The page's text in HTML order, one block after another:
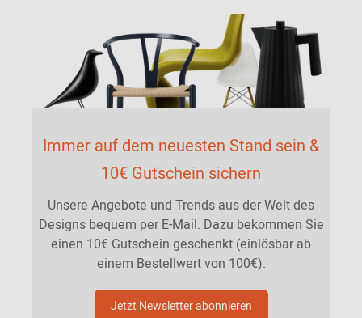
Immer auf dem neuesten Stand sein &
10€ Gutschein sichern
Unsere Angebote und Trends aus der Welt des
Designs bequem per E-Mail. Dazu bekommen Sie
einen 10€ Gutschein geschenkt (einlösbar ab
einem Bestellwert von 100€).
Jetzt Newsletter abonnieren